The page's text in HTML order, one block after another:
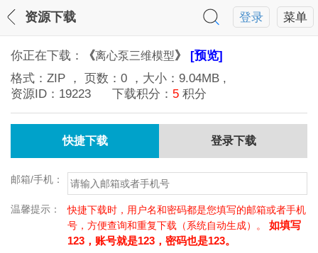
菜单
登录
资源下载
你正在下载： 《离心泵三维模型》 [预览]
格式： ZIP ， 页数： 0 ，大小： 9.04MB ,
资源ID： 19223 下载积分： 5 积分
快捷下载 登录下载
邮箱/手机：
温馨提示：
快捷下载时，用户名和密码都是您填写的邮箱或者手机
号，方便查询和重复下载（系统自动生成）。 如填写
123，账号就是123，密码也是123。